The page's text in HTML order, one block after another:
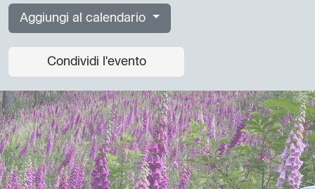
Aggiungi al calendario
Condividi l'evento